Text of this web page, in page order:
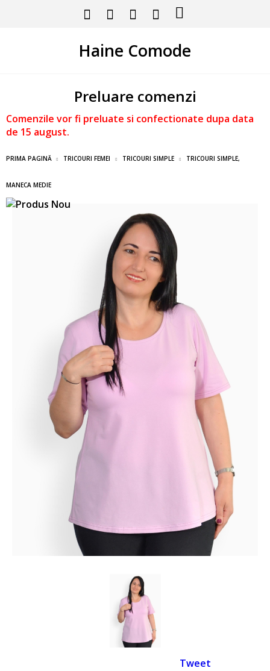
Haine Comode
Preluare comenzi
Comenzile vor fi preluate si confectionate dupa data
de 15 august.
PRIMA PAGINĂ TRICOURI FEMEI TRICOURI SIMPLE TRICOURI SIMPLE,
MANECA MEDIE
Tweet